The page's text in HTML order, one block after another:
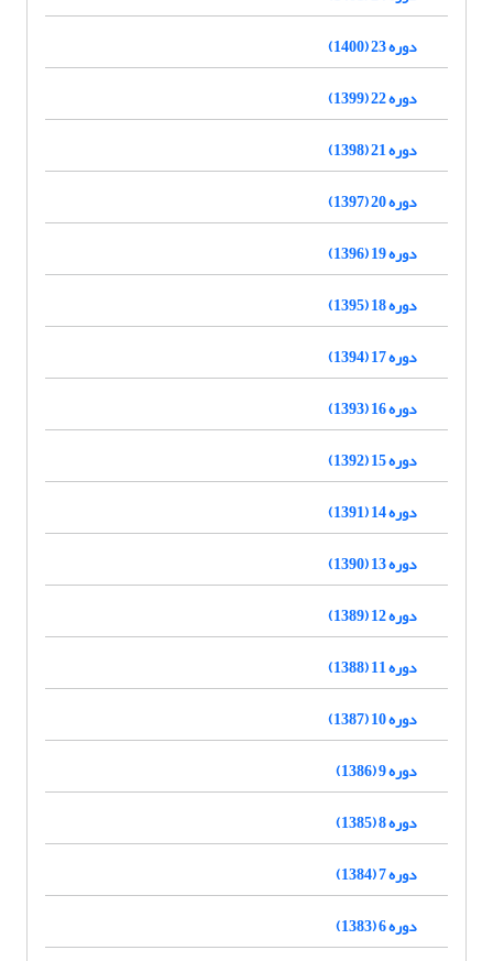
دوره 23 (1400)
دوره 22 (1399)
دوره 21 (1398)
دوره 20 (1397)
دوره 19 (1396)
دوره 18 (1395)
دوره 17 (1394)
دوره 16 (1393)
دوره 15 (1392)
دوره 14 (1391)
دوره 13 (1390)
دوره 12 (1389)
دوره 11 (1388)
دوره 10 (1387)
دوره 9 (1386)
دوره 8 (1385)
دوره 7 (1384)
دوره 6 (1383)